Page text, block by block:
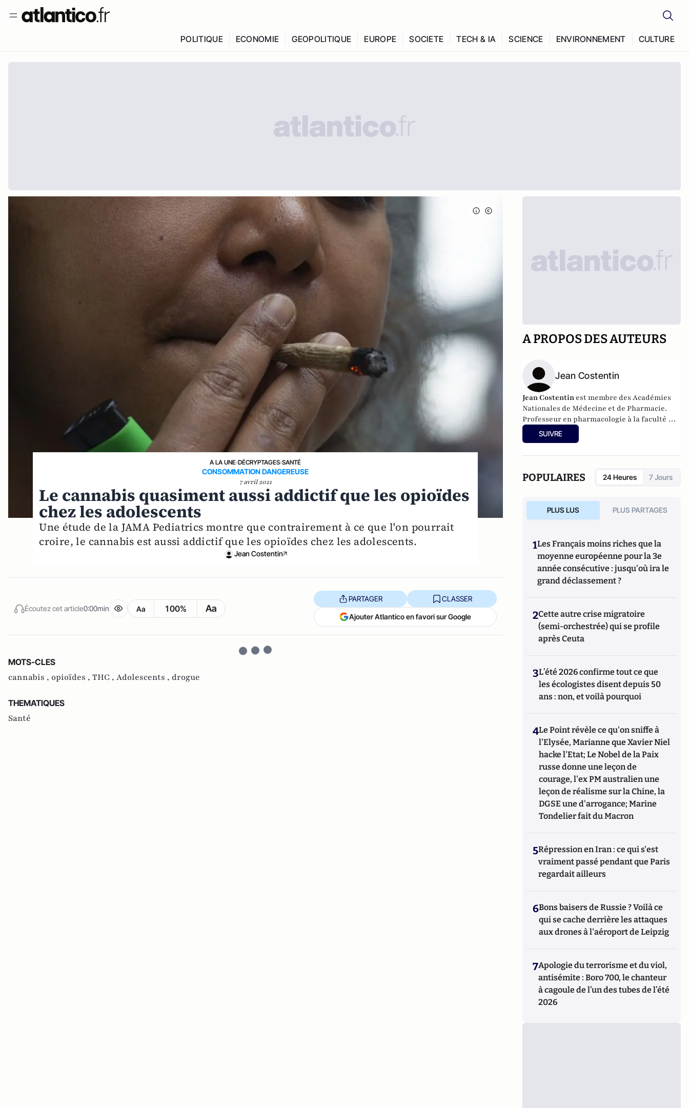
POLITIQUE ECONOMIE GEOPOLITIQUE EUROPE SOCIETE TECH & IA SCIENCE ENVIRONNEMENT CULTURE
A LA UNE›DÉCRYPTAGES›SANTÉ
CONSOMMATION DANGEREUSE
7 avril 2021
Le cannabis quasiment aussi addictif que les opioïdes
chez les adolescents
Une étude de la JAMA Pediatrics montre que contrairement à ce que l'on pourrait
croire, le cannabis est aussi addictif que les opioïdes chez les adolescents.
Jean Costentin
Écoutez cet article0:00min Aa 100% Aa
PARTAGER CLASSER
Ajouter Atlantico en favori sur Google
MOTS-CLES
cannabis , opioïdes , THC , Adolescents , drogue
THEMATIQUES
Santé
A PROPOS DES AUTEURS
Jean Costentin
Jean Costentin est membre desAcadémies
Nationales de Médecine et de Pharmacie.
Professeur en pharmacologie à la faculté de
Rouen, il a dirigé (1984-2008) une unité de
recherche de neuropsychopharmacologie
recherches en toxicomanie, il a publié en
2006 Halte au cannabis !
, destiné au grand
SUIVRE
POPULAIRES 24 Heures 7 Jours
PLUS LUS PLUS PARTAGES
1Les Français moins riches que la
moyenne européenne pour la 3e
année consécutive : jusqu'où ira le
grand déclassement ?
2Cette autre crise migratoire
(semi-orchestrée) qui se profile
après Ceuta
3L’été 2026 confirme tout ce que
les écologistes disent depuis 50
ans : non, et voilà pourquoi
4Le Point révèle ce qu'on sniffe à
l'Elysée, Marianne que Xavier Niel
hacke l'Etat; Le Nobel de la Paix
russe donne une leçon de
courage, l'ex PM australien une
leçon de réalisme sur la Chine, la
DGSE une d'arrogance; Marine
Tondelier fait du Macron
5Répression en Iran : ce qui s'est
vraiment passé pendant que Paris
regardait ailleurs
6Bons baisers de Russie ? Voilà ce
qui se cache derrière les attaques
aux drones à l'aéroport de Leipzig
7Apologie du terrorisme et du viol,
antisémite : Boro 700, le chanteur
à cagoule de l’un des tubes de l’été
2026